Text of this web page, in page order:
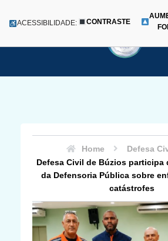
para
ACESSIBILIDADE: CONTRASTE
Home
Defesa
Defesa Civil de Búzios participa
da Defensoria Pública sobre
catástrofes